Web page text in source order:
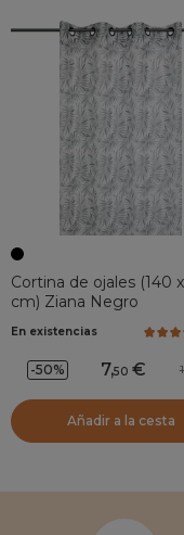
Cortina de ojales (140
cm) Ziana Negro
En existencias
-50% 7,50
Añadir a la cesta